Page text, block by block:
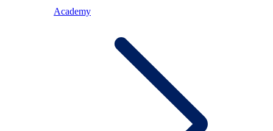
Academy